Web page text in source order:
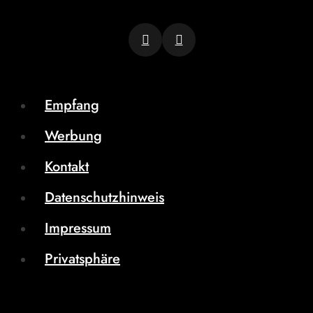
Empfang
Werbung
Kontakt
Datenschutzhinweis
Impressum
Privatsphäre